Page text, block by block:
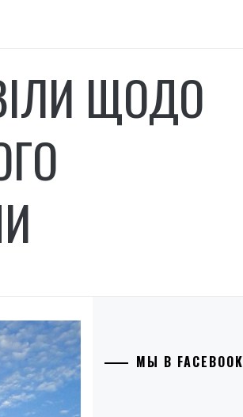
ЩОДО
МЫ В FACEBOOK